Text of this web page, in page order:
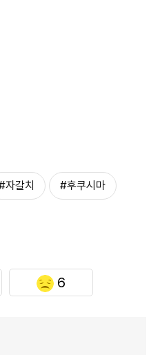
자갈치 #후쿠시마
6